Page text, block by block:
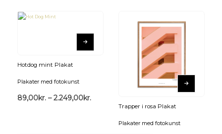
Hotdog mint Plakat
Plakater med fotokunst
89,00kr. – 2.249,00kr.
Trapper i rosa Plakat
Plakater med fotokunst